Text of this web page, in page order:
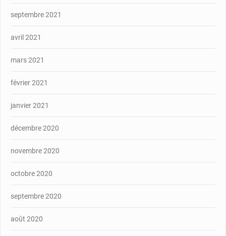
septembre 2021
avril 2021
mars 2021
février 2021
janvier 2021
décembre 2020
novembre 2020
octobre 2020
septembre 2020
août 2020